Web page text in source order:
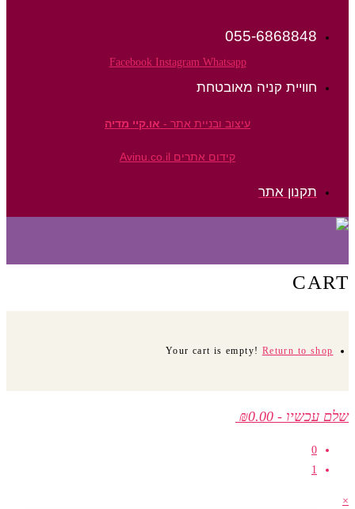
055-6868848
Facebook Instagram Whatsapp
חוויית קניה מאובטחת
עיצוב ובניית אתר -או.קיי מדיה
קידום אתרים Avinu.co.il
תקנון אתר
CART
Your cart is empty!Return to shop
שלם עכשיו -
₪0.00
0
1
×